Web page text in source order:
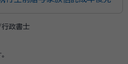
政書士